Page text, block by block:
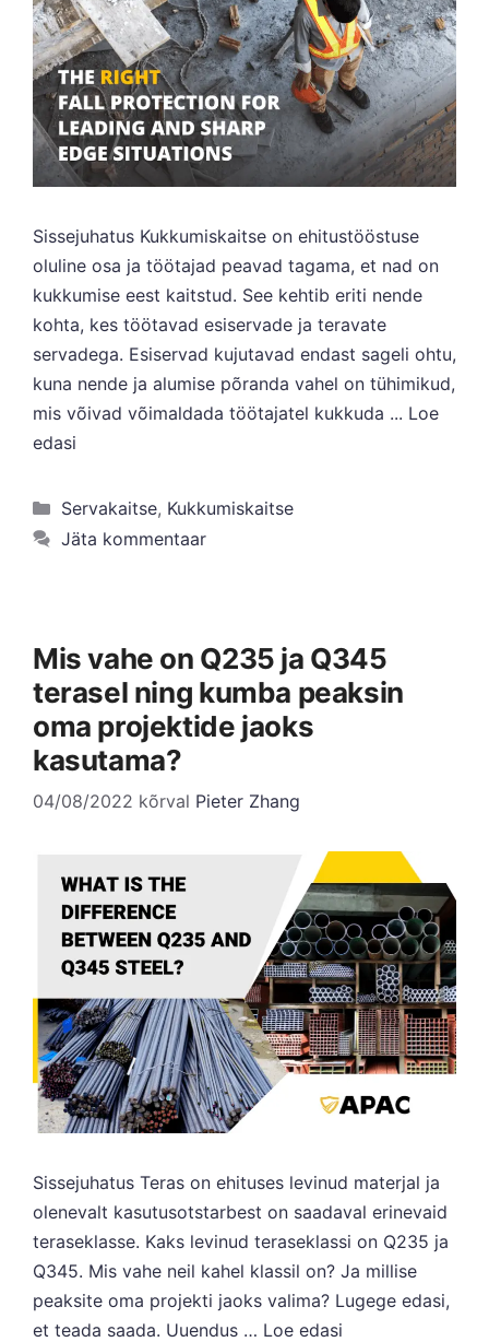
Sissejuhatus Kukkumiskaitse on ehitustööstuse
oluline osa ja töötajad peavad tagama, et nad on
kukkumise eest kaitstud. See kehtib eriti nende
kohta, kes töötavad esiservade ja teravate
servadega. Esiservad kujutavad endast sageli ohtu,
kuna nende ja alumise põranda vahel on tühimikud,
mis võivad võimaldada töötajatel kukkuda ... Loe
edasi
Kategooriad
Servakaitse, Kukkumiskaitse
Jäta kommentaar
Mis vahe on Q235 ja Q345
terasel ning kumba peaksin
oma projektide jaoks
kasutama?
04/08/2022 kõrval Pieter Zhang
Sissejuhatus Teras on ehituses levinud materjal ja
olenevalt kasutusotstarbest on saadaval erinevaid
teraseklasse. Kaks levinud teraseklassi on Q235 ja
Q345. Mis vahe neil kahel klassil on? Ja millise
peaksite oma projekti jaoks valima? Lugege edasi,
et teada saada. Uuendus … Loe edasi